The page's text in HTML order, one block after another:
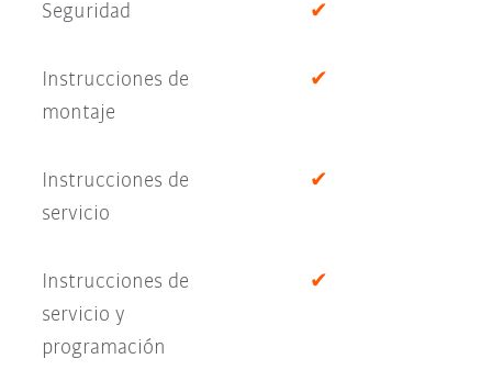
Seguridad ✔
Instrucciones de
montaje
✔
Instrucciones de
servicio
✔
Instrucciones de
servicio y
programación
✔